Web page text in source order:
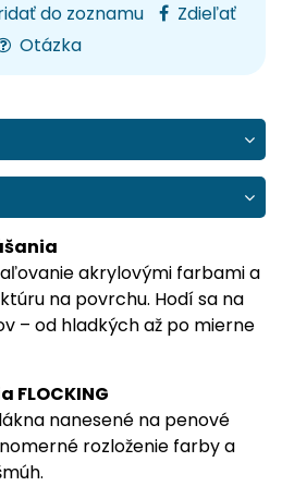
do zoznamu
Zdieľať
Otázka
akrylovými farbami a
na povrchu. Hodí sa na
– od hladkých až po mierne
nanesené na penové
rozloženie farby a